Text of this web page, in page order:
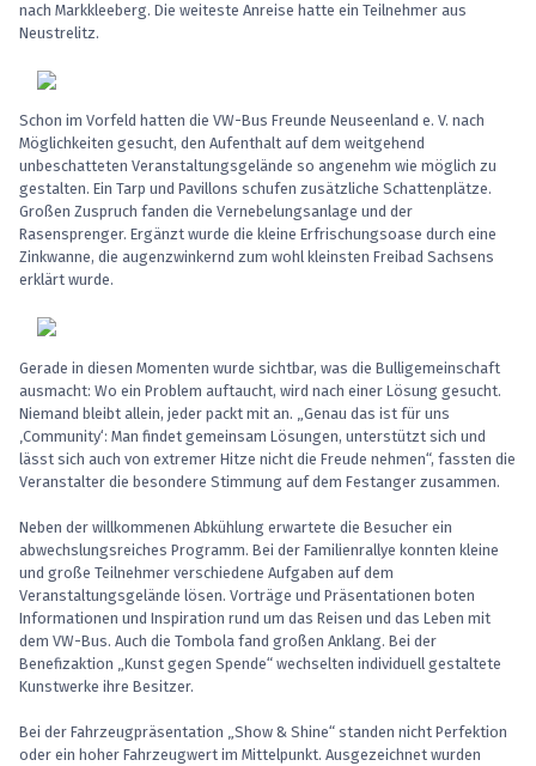
nach Markkleeberg. Die weiteste Anreise hatte ein Teilnehmer aus
Neustrelitz.
Schon im Vorfeld hatten die VW-Bus Freunde Neuseenland e. V. nach
Möglichkeiten gesucht, den Aufenthalt auf dem weitgehend
unbeschatteten Veranstaltungsgelände so angenehm wie möglich zu
gestalten. Ein Tarp und Pavillons schufen zusätzliche Schattenplätze.
Großen Zuspruch fanden die Vernebelungsanlage und der
Rasensprenger. Ergänzt wurde die kleine Erfrischungsoase durch eine
Zinkwanne, die augenzwinkernd zum wohl kleinsten Freibad Sachsens
erklärt wurde.
Gerade in diesen Momenten wurde sichtbar, was die Bulligemeinschaft
ausmacht: Wo ein Problem auftaucht, wird nach einer Lösung gesucht.
Niemand bleibt allein, jeder packt mit an. „Genau das ist für uns
‚Community‘: Man findet gemeinsam Lösungen, unterstützt sich und
lässt sich auch von extremer Hitze nicht die Freude nehmen“, fassten die
Veranstalter die besondere Stimmung auf dem Festanger zusammen.
Neben der willkommenen Abkühlung erwartete die Besucher ein
abwechslungsreiches Programm. Bei der Familienrallye konnten kleine
und große Teilnehmer verschiedene Aufgaben auf dem
Veranstaltungsgelände lösen. Vorträge und Präsentationen boten
Informationen und Inspiration rund um das Reisen und das Leben mit
dem VW-Bus. Auch die Tombola fand großen Anklang. Bei der
Benefizaktion „Kunst gegen Spende“ wechselten individuell gestaltete
Kunstwerke ihre Besitzer.
Bei der Fahrzeugpräsentation „Show & Shine“ standen nicht Perfektion
oder ein hoher Fahrzeugwert im Mittelpunkt. Ausgezeichnet wurden